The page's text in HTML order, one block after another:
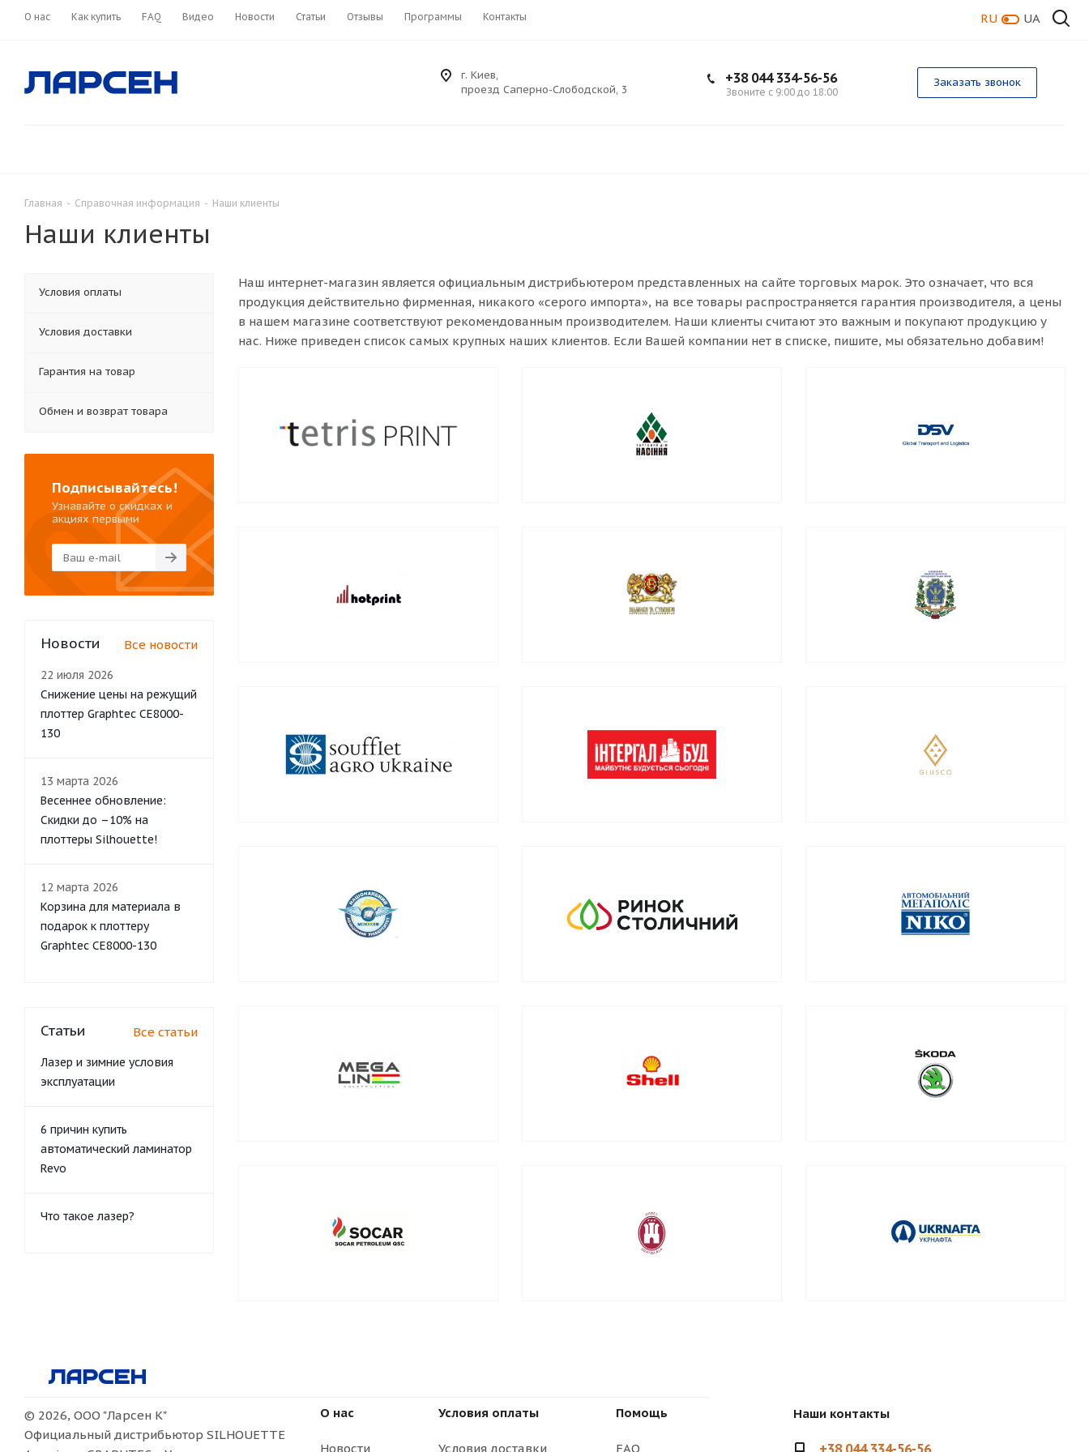
О нас Как купить FAQ Видео Новости Статьи Отзывы Программы Контакты RU UA
г. Киев,
проезд Саперно-Слободской, 3
+38 044 334-56-56
Звоните с 9:00 до 18:00
Заказать звонок
Главная - Справочная информация - Наши клиенты
Наши клиенты
Наш интернет-магазин является официальным дистрибьютером представленных на сайте торговых марок. Это означает, что вся
продукция действительно фирменная, никакого «серого импорта», на все товары распространяется гарантия производителя, а цены
в нашем магазине соответствуют рекомендованным производителем. Наши клиенты считают это важным и покупают продукцию у
нас. Ниже приведен список самых крупных наших клиентов. Если Вашей компании нет в списке, пишите, мы обязательно добавим!
Условия оплаты
Условия доставки
Гарантия на товар
Обмен и возврат товара
Подписывайтесь!
Узнавайте о скидках и
акциях первыми
Новости Все новости
22 июля 2026
Снижение цены на режущий
плоттер Graphtec CE8000-
130
13 марта 2026
Весеннее обновление:
Скидки до –10% на
плоттеры Silhouette!
12 марта 2026
Корзина для материала в
подарок к плоттеру
Graphtec CE8000-130
Статьи Все статьи
Лазер и зимние условия
эксплуатации
6 причин купить
автоматический ламинатор
Revo
Что такое лазер?
© 2026, ООО "Ларсен К"
Официальный дистрибьютор SILHOUETTE
О нас
Новости
Условия оплаты
Условия доставки
Помощь
FAQ
Наши контакты
+38 044 334-56-56